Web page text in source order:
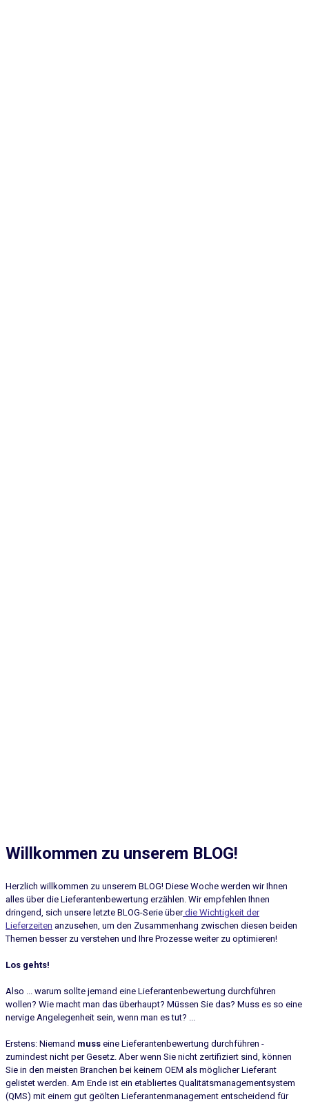
Willkommen zu unserem BLOG!
Herzlich willkommen zu unserem BLOG! Diese Woche werden wir Ihnen
alles über die Lieferantenbewertung erzählen. Wir empfehlen Ihnen
dringend, sich unsere letzte BLOG-Serie überdie Wichtigkeit der
Lieferzeiten anzusehen, um den Zusammenhang zwischen diesen beiden
Themen besser zu verstehen und Ihre Prozesse weiter zu optimieren!
Los gehts!
Also ... warum sollte jemand eine Lieferantenbewertung durchführen
wollen? Wie macht man das überhaupt? Müssen Sie das? Muss es so eine
nervige Angelegenheit sein, wenn man es tut? ...
Erstens: Niemand muss eine Lieferantenbewertung durchführen -
zumindest nicht per Gesetz. Aber wenn Sie nicht zertifiziert sind, können
Sie in den meisten Branchen bei keinem OEM als möglicher Lieferant
gelistet werden. Am Ende ist ein etabliertes Qualitätsmanagementsystem
(QMS) mit einem gut geölten Lieferantenmanagement entscheidend für